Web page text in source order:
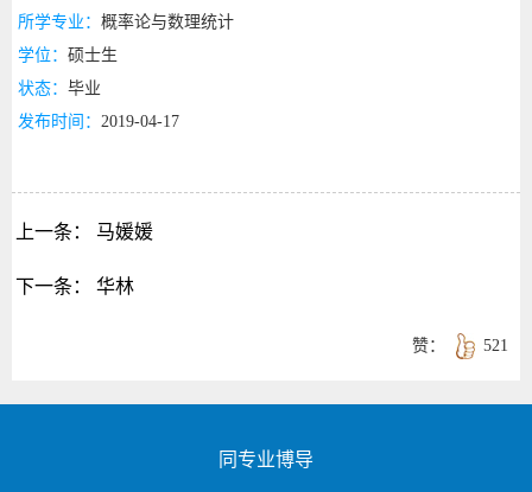
所学专业： 概率论与数理统计
学位： 硕士生
状态： 毕业
发布时间： 2019-04-17
上一条： 马媛媛
下一条： 华林
521
赞：
同专业博导